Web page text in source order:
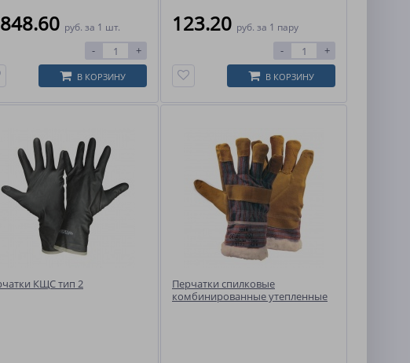
848.60 руб. за 1 шт.
- +
В КОРЗИНУ
123.20 руб. за 1 пару
- +
В КОРЗИНУ
КЩС тип 2
Перчатки спилковые
комбинированные утепленные